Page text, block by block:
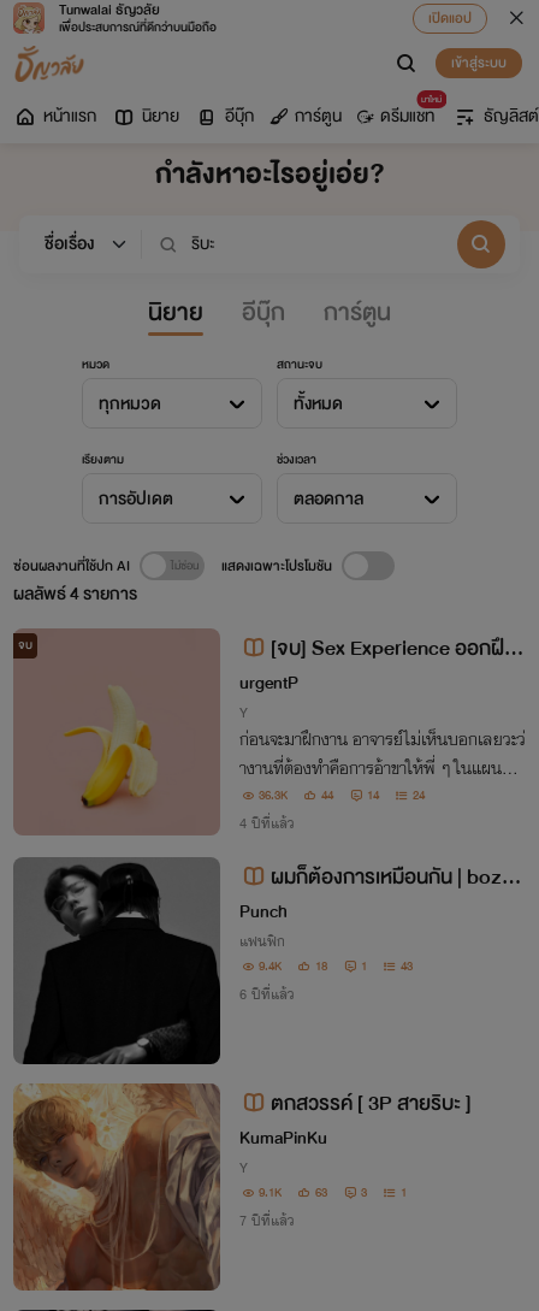
Tunwalai ธัญวลัย
เพื่อประสบการณ์ที่ดีกว่าบนมือถือ
เปิดแอป
เข้าสู่ระบบ
หน้าแรก นิยาย อีบุ๊ก การ์ตูน
มาใหม่
ดรีมแชท ธัญลิสต์
กำลังหาอะไรอยู่เอ่ย?
นิยาย อีบุ๊ก การ์ตูน
หมวด
ทุกหมวด
สถานะจบ
ทั้งหมด
เรียงตาม
การอัปเดต
ช่วงเวลา
ตลอดกาล
ผลลัพธ์4รายการ
ซ่อนผลงานที่ใช้ปก AI แสดงเฉพาะโปรโมชัน
จบ
[จบ] Sex Experience ออกฝึก
ประสบกาม (3P/PWP)
urgentP
Y
ก่อนจะมาฝึกงาน อาจารย์ไม่เห็นบอกเลยวะว่
างานที่ต้องทำคือการอ้าขาให้พี่ ๆ ในแผนกเวี
ยนกันมาเยเย้ทุกวันแบบนี้!
36.3K 44 14 24
4 ปีที่แล้ว
ผมก็ต้องการเหมือนกัน | bozha
n
Punch
แฟนฟิก
9.4K 18 1 43
6 ปีที่แล้ว
ตกสวรรค์ [ 3P สายริบะ ]
KumaPinKu
Y
9.1K 63 3 1
7 ปีที่แล้ว